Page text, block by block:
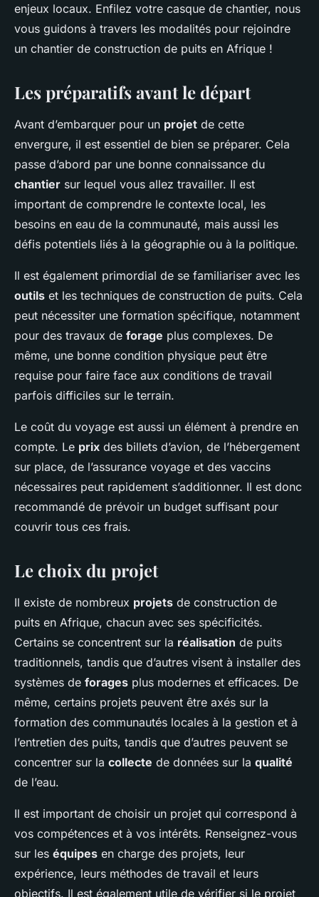
enjeux locaux. Enfilez votre casque de chantier, nous
vous guidons à travers les modalités pour rejoindre
un chantier de construction de puits en Afrique !
Les préparatifs avant le départ
Avant d’embarquer pour un projet de cette
envergure, il est essentiel de bien se préparer. Cela
passe d’abord par une bonne connaissance du
chantier sur lequel vous allez travailler. Il est
important de comprendre le contexte local, les
besoins en eau de la communauté, mais aussi les
défis potentiels liés à la géographie ou à la politique.
Il est également primordial de se familiariser avec les
outils et les techniques de construction de puits. Cela
peut nécessiter une formation spécifique, notamment
pour des travaux de forage plus complexes. De
même, une bonne condition physique peut être
requise pour faire face aux conditions de travail
parfois difficiles sur le terrain.
Le coût du voyage est aussi un élément à prendre en
compte. Le prix des billets d’avion, de l’hébergement
sur place, de l’assurance voyage et des vaccins
nécessaires peut rapidement s’additionner. Il est donc
recommandé de prévoir un budget suffisant pour
couvrir tous ces frais.
Le choix du projet
Il existe de nombreux projets de construction de
puits en Afrique, chacun avec ses spécificités.
Certains se concentrent sur la réalisation de puits
traditionnels, tandis que d’autres visent à installer des
systèmes de forages plus modernes et efficaces. De
même, certains projets peuvent être axés sur la
formation des communautés locales à la gestion et à
l’entretien des puits, tandis que d’autres peuvent se
concentrer sur la collecte de données sur la qualité
de l’eau.
Il est important de choisir un projet qui correspond à
vos compétences et à vos intérêts. Renseignez-vous
sur les équipes en charge des projets, leur
expérience, leurs méthodes de travail et leurs
objectifs. Il est également utile de vérifier si le projet